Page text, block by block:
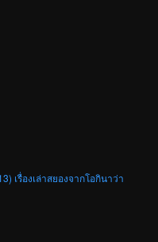
เรื่องเล่าสยองจากโอกินาว่า